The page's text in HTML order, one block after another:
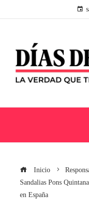
Inicio
Sandalias Pons
en España